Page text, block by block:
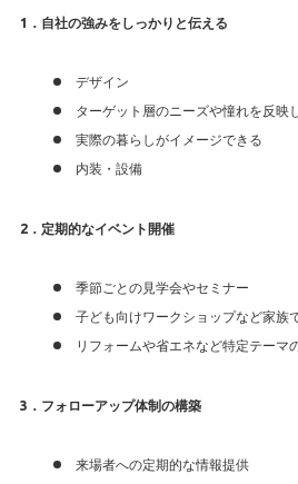
1．自社の強みをしっかりと伝える
デザイン
ターゲット層のニーズや憧れを反映
実際の暮らしがイメージできる
内装・設備
2．定期的なイベント開催
季節ごとの見学会やセミナー
子ども向けワークショップなど家族
リフォームや省エネなど特定テーマ
3．フォローアップ体制の構築
来場者への定期的な情報提供